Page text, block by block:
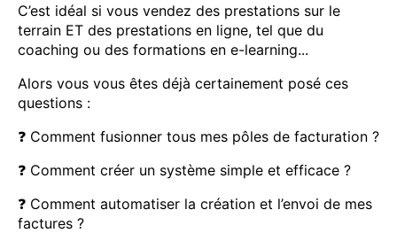
C’est idéal si vous vendez des prestations sur le
terrain ET des prestations en ligne, tel que du
coaching ou des formations en e-learning...
Alors vous vous êtes déjà certainement posé ces
questions :
❓ Comment fusionner tous mes pôles de facturation ?
❓ Comment créer un système simple et efficace ?
❓ Comment automatiser la création et l’envoi de mes
factures ?